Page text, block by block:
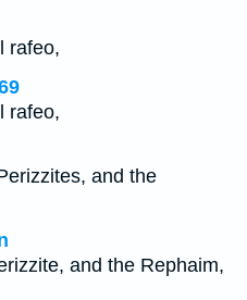
rafeo,
rafeo,
and the
and the Rephaim,